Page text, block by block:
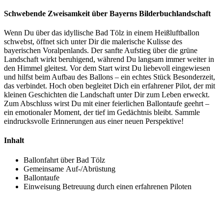
Schwebende Zweisamkeit über Bayerns Bilderbuchlandschaft
Wenn Du über das idyllische Bad Tölz in einem Heißluftballon
schwebst, öffnet sich unter Dir die malerische Kulisse des
bayerischen Voralpenlands. Der sanfte Aufstieg über die grüne
Landschaft wirkt beruhigend, während Du langsam immer weiter in
den Himmel gleitest. Vor dem Start wirst Du liebevoll eingewiesen
und hilfst beim Aufbau des Ballons – ein echtes Stück Besonderzeit,
das verbindet. Hoch oben begleitet Dich ein erfahrener Pilot, der mit
kleinen Geschichten die Landschaft unter Dir zum Leben erweckt.
Zum Abschluss wirst Du mit einer feierlichen Ballontaufe geehrt –
ein emotionaler Moment, der tief im Gedächtnis bleibt. Sammle
eindrucksvolle Erinnerungen aus einer neuen Perspektive!
Inhalt
Ballonfahrt über Bad Tölz
Gemeinsame Auf-/Abrüstung
Ballontaufe
Einweisung Betreuung durch einen erfahrenen Piloten